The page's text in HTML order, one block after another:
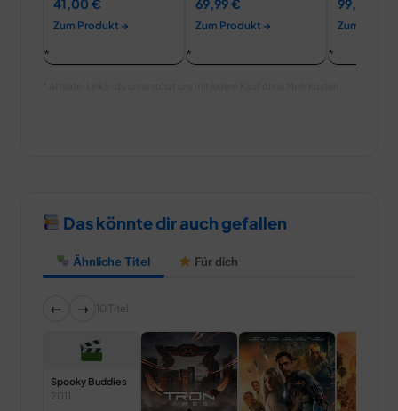
Zum Produkt →
75460
Zum Produkt → Zum
Das könnte dir auch gefallen
Ähnliche Titel Für dich
← → 10 Titel
Spooky Buddies
2011